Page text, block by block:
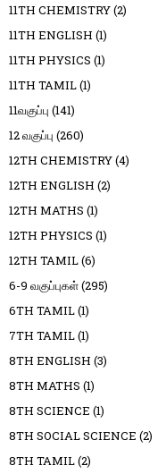
11TH CHEMISTRY(2)
11TH ENGLISH (1)
11TH PHYSICS (1)
11TH TAMIL(1)
11வகுப்பு (141)
12 வகுப்பு (260)
12TH CHEMISTRY(4)
12TH ENGLISH (2)
12TH MATHS (1)
12TH PHYSICS (1)
12TH TAMIL(6)
6-9 வகுப்புகள்(295)
6TH TAMIL(1)
7TH TAMIL(1)
8TH ENGLISH (3)
8TH MATHS (1)
8TH SCIENCE (1)
8TH SOCIAL SCIENCE (2)
8TH TAMIL(2)